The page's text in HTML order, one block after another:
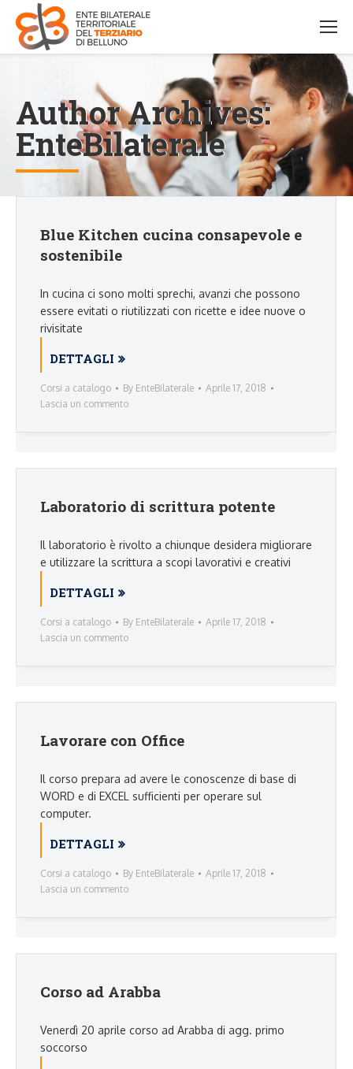
Author Archives:
EnteBilaterale
Blue Kitchen cucina consapevole e
sostenibile
In cucina ci sono molti sprechi, avanzi che possono
essere evitati o riutilizzati con ricette e idee nuove o
rivisitate
DETTAGLI
Corsi a catalogo By EnteBilaterale
Aprile 17, 2018
Lascia un commento
Laboratorio di scrittura potente
Il laboratorio è rivolto a chiunque desidera migliorare
e utilizzare la scrittura a scopi lavorativi e creativi
DETTAGLI
Corsi a catalogo By EnteBilaterale
Aprile 17, 2018
Lascia un commento
Lavorare con Office
Il corso prepara ad avere le conoscenze di base di
WORD e di EXCEL sufficienti per operare sul
computer.
DETTAGLI
Corsi a catalogo By EnteBilaterale
Aprile 17, 2018
Lascia un commento
Corso ad Arabba
Venerdì 20 aprile corso ad Arabba di agg. primo
soccorso